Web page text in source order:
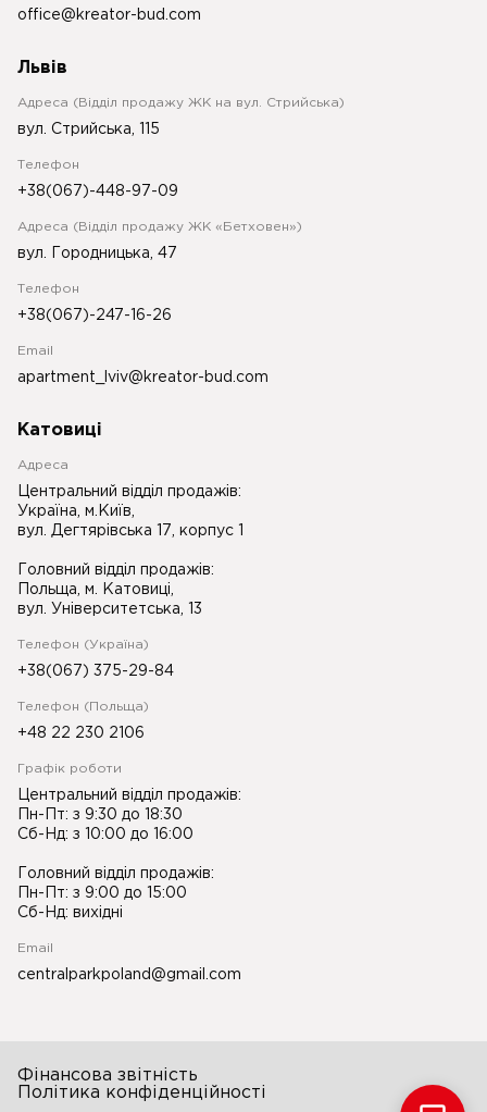
office@kreator-bud.com
Львів
Адреса (Відділ продажу ЖК на вул. Стрийська)
вул. Стрийська, 115
Телефон
+38(067)-448-97-09
Адреса (Відділ продажу ЖК «Бетховен»)
вул. Городницька, 47
Телефон
+38(067)-247-16-26
Email
apartment_lviv@kreator-bud.com
Катовиці
Адреса
Центральний відділ продажів:
Україна, м.Київ,
вул. Дегтярівська 17, корпус 1
Головний відділ продажів:
Польща, м. Катовиці,
вул. Університетська, 13
Телефон (Україна)
+38(067) 375-29-84
Телефон (Польща)
+48 22 230 2106
Графік роботи
Центральний відділ продажів:
Пн-Пт: з 9:30 до 18:30
Сб-Нд: з 10:00 до 16:00
Головний відділ продажів:
Пн-Пт: з 9:00 до 15:00
Сб-Нд: вихідні
Email
centralparkpoland@gmail.com
Фінансова звітність
Політика конфіденційності